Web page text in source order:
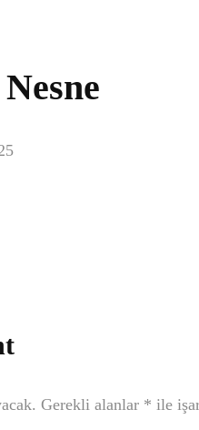
Gerekli alanlar * ile